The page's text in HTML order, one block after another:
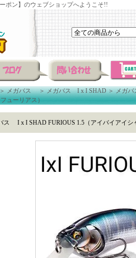
ポン】のウェブショップへようこそ!!
メガバス＞メガバス I x I SHAD＞メガバ
ューリアス）
ス I x I SHAD FURIOUS 1.5（アイバイアイシ